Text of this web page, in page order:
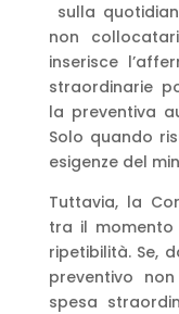
sulla
non
inserisce
straordinarie
la preventiva
Solo quando
esigenze del
Tuttavia, la
tra il
ripetibilità. Se,
preventivo
spesa